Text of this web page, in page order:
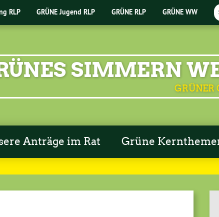
RLP GRÜNE Jugend RLP GRÜNE RLP GRÜNE WW
SIMMERN
Anträge im Rat Grüne